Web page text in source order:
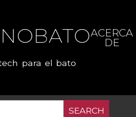
para el bato
ACERCA
DE